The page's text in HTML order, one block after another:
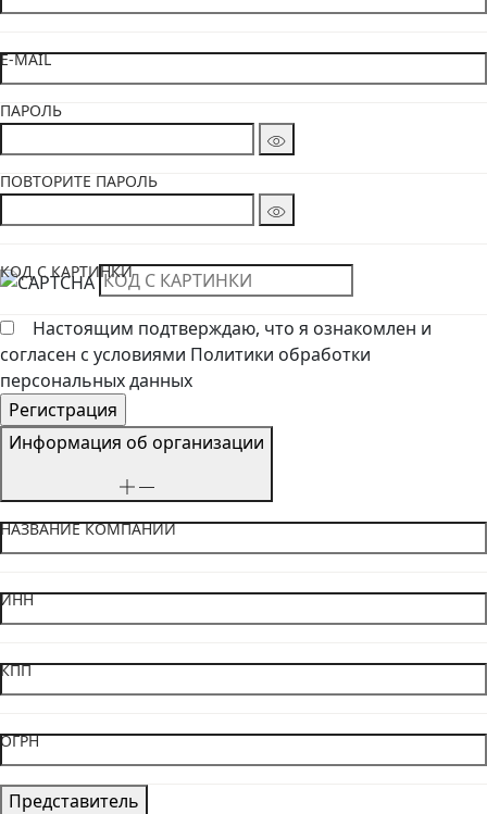
E-MAIL
ПАРОЛЬ
ПОВТОРИТЕ ПАРОЛЬ
КОД С КАРТИНКИ
Настоящим подтверждаю, что я ознакомлен и
согласен с условиями Политики обработки
персональных данных
Информация об организации
НАЗВАНИЕ КОМПАНИИ
ИНН
КПП
ОГРН
Представитель